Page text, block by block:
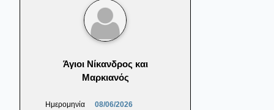
Άγιοι Νίκανδρος και
Μαρκιανός
Ημερομηνία
08/06/2026